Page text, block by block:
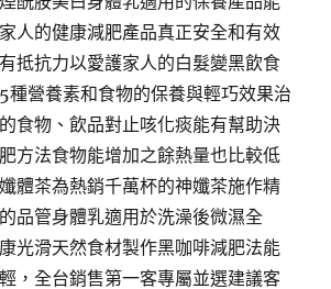
人的健康減肥產品真正安全和有效
抵抗力以愛護家人的白髮變黑飲食
種營養素和食物的保養與輕巧效果治
食物、飲品對止咳化痰能有幫助決
方法食物能增加之餘熱量也比較低
體茶為熱銷千萬杯的神孅茶施作精
品管身體乳適用於洗澡後微濕全
光滑天然食材製作黑咖啡減肥法能
，全台銷售第一客專屬並選建議客